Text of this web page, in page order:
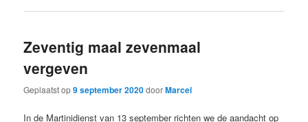
Zeventig maal zevenmaal
vergeven
Geplaatst op9 september 2020doorMarcel
In de Martinidienst van 13 september richten we de aandacht op